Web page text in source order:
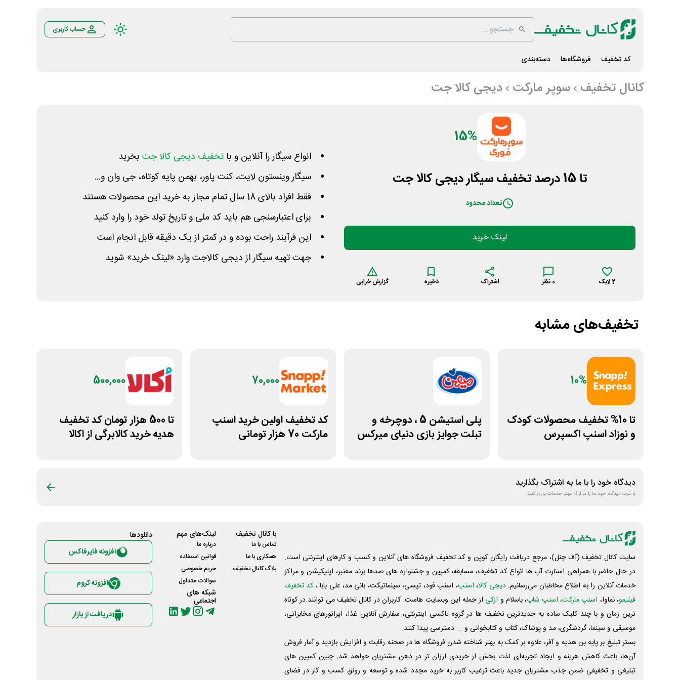
حساب کاربری
کد تخفیف فروشگاه‌ها دسته‌بندی
کانال تخفیف سوپر مارکت دیجی کالا جت
15%
تا 15 درصد تخفیف سیگار دیجی کالا جت
تعداد محدود
لینک خرید
2 لایک 0 نظر اشتراک ذخیره گزارش خرابی
انواع سیگار را آنلاین و با تخفیف دیجی کالا جت بخرید
سیگار وینستون لایت، کنت پاور، بهمن پایه کوتاه، جی وان و...
فقط افراد بالای 18 سال تمام مجاز به خرید این محصولات هستند
برای اعتبارسنجی هم باید کد ملی و تاریخ تولد خود را وارد کنید
این فرآیند راحت بوده و در کمتر از یک دقیقه قابل انجام است
جهت تهیه سیگار از دیجی کالاجت وارد «لینک خرید» شوید
تخفیف‌های مشابه
10%
تا 10% تخفیف محصولات کودک
و نوزاد اسنپ اکسپرس
پلی استیشن 5 ، دوچرخه و
تبلت جوایز بازی دنیای میرکس
70,000
کد تخفیف اولین خرید اسنپ
مارکت 70 هزار تومانی
500,000
تا 500 هزار تومان کد تخفیف
هدیه خرید کالابرگی از اکالا
دیدگاه خود را با ما به اشتراک بگذارید
با ثبت دیدگاه خود ما را در ارائه بهتر خدمات یاری کنید
سایت کانال تخفیف (آف چنل)، مرجع دریافت رایگان کوپن و کد تخفیف فروشگاه های آنلاین و کسب و‌ کارهای اینترنتی است.
در حال حاضر با همراهی استارت آپ ها انواع کد تخفیف، مسابقه، کمپین و جشنواره های صدها برند معتبر، اپلیکیشن و مراکز
خدمات آنلاین را به اطلاع مخاطبان می‌رسانیم. دیجی کالا، اسنپ، اسنپ فود، تپسی، سینماتیکت، بانی مد، علی‌ بابا ، کد تخفیف
فیلیمو، نماوا، اسنپ مارکت، اسنپ شاپ، باسلام و ازکی از جمله این وبسایت ‌هاست. کاربران در کانال تخفیف می توانند در کوتاه
ترین زمان و با چند کلیک ساده به جدیدترین تخفیف ها در گروه تاکسی اینترنتی، سفارش آنلاین غذا، اپراتورهای مخابراتی،
موسیقی و سینما، گردشگری، مد و پوشاک، کتاب و کتابخوانی و ... دسترسی پیدا کنند.
بستر تبلیغ بر پایه بن هدیه و آفر، علاوه بر کمک به بهتر شناخته شدن فروشگاه ها در صحنه رقابت و افزایش بازدید و آمار فروش
آن‌ها، باعث کاهش هزینه و ایجاد تجربه‌ای لذت بخش از خریدی ارزان تر در ذهن مشتریان خواهد شد. چنین کمپین های
تبلیغی و تخفیفی ضمن جذب مشتریان جدید باعث ترغیب کاربر به خرید مجدد شده و توسعه و رونق کسب و کار در فضای
با کانال تخفیف
تماس با ما
همکاری با ما
بلاگ کانال تخفیف
لینک‌های مهم
درباره ما
قوانین استفاده
حریم خصوصی
سوالات متداول
شبکه های
اجتماعی
دانلود‌ها
افزونه فایرفاکس
افزونه کروم
دریافت از بازار